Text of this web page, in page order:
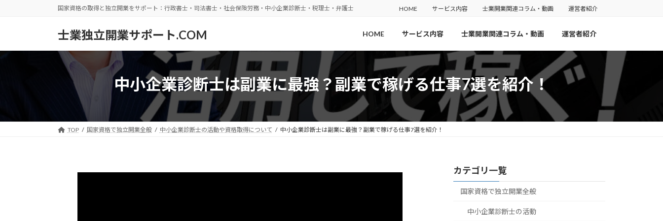
ツ
シ
国家資格の取得と独立開業をサポート：行政書士・司法書士・社会保険労務・中小企業診断士・税理士・弁護士 HOME サービス内容 士業開業関連コラム・動画 運営者紹介
士業独立開業サポート.COM HOME サービス内容 士業開業関連コラム・動画 運営者紹介
中小企業診断士は副業に最強？副業で稼げる仕事7選を紹介！
TOP 国家資格で独立開業全般 中小企業診断士の活動や資格取得について 中小企業診断士は副業に最強？副業で稼げる仕事7選を紹介！
カテゴリ一覧
国家資格で独立開業全般
中小企業診断士の活動